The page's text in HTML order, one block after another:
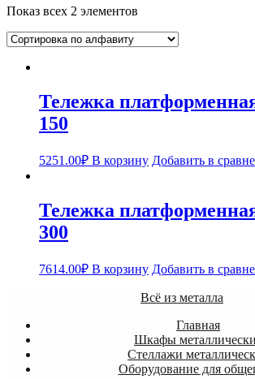
Показ всех 2 элементов
Тележка
150
5251.00₽ В корзину Добавить в
Тележка
300
7614.00₽ В корзину Добавить в
Всё из металла
Главная
Шкафы
Стеллажи
Оборудование для